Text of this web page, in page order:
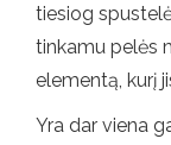
tiesiog
tinkamu pelės
elementą, kurį
Yra dar viena